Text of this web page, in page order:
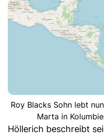
Roy Blacks Sohn lebt
Marta in
Höllerich beschreibt